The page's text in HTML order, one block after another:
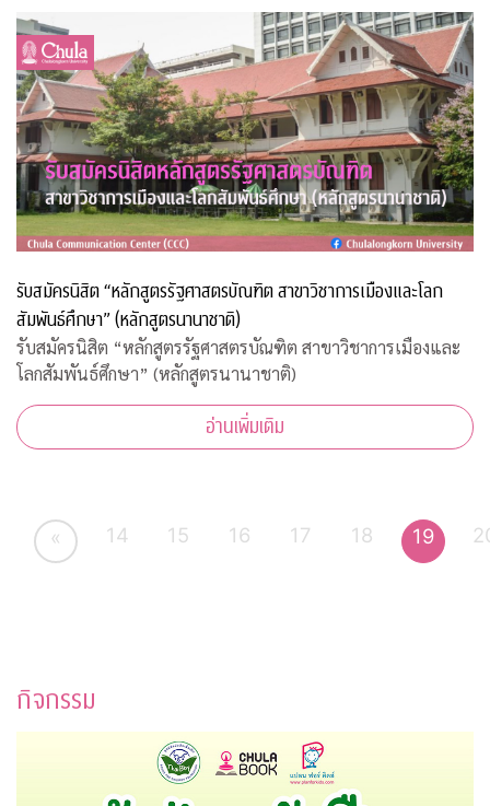
รับสมัครนิสิต “หลักสูตรรัฐศาสตรบัณฑิต สาขาวิชาการเมืองและโลก
สัมพันธ์ศึกษา” (หลักสูตรนานาชาติ)
รับสมัครนิสิต “หลักสูตรรัฐศาสตรบัณฑิต สาขาวิชาการเมืองและ
โลกสัมพันธ์ศึกษา” (หลักสูตรนานาชาติ)
อ่านเพิ่มเติม
« 14 15 16 17 18 19
กิจกรรม